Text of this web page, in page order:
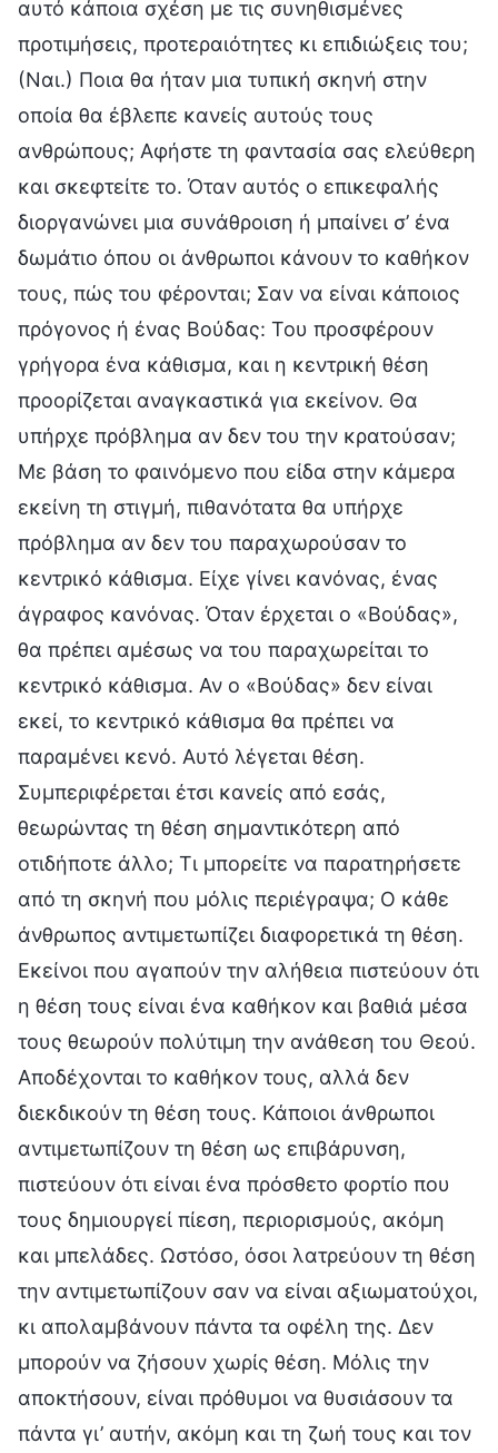
αυτό κάποια σχέση με τις συνηθισμένες
προτιμήσεις, προτεραιότητες κι επιδιώξεις του;
(Ναι.) Ποια θα ήταν μια τυπική σκηνή στην
οποία θα έβλεπε κανείς αυτούς τους
ανθρώπους; Αφήστε τη φαντασία σας ελεύθερη
και σκεφτείτε το. Όταν αυτός ο επικεφαλής
διοργανώνει μια συνάθροιση ή μπαίνει σ’ ένα
δωμάτιο όπου οι άνθρωποι κάνουν το καθήκον
τους, πώς του φέρονται; Σαν να είναι κάποιος
πρόγονος ή ένας Βούδας: Του προσφέρουν
γρήγορα ένα κάθισμα, και η κεντρική θέση
προορίζεται αναγκαστικά για εκείνον. Θα
υπήρχε πρόβλημα αν δεν του την κρατούσαν;
Με βάση το φαινόμενο που είδα στην κάμερα
εκείνη τη στιγμή, πιθανότατα θα υπήρχε
πρόβλημα αν δεν του παραχωρούσαν το
κεντρικό κάθισμα. Είχε γίνει κανόνας, ένας
άγραφος κανόνας. Όταν έρχεται ο «Βούδας»,
θα πρέπει αμέσως να του παραχωρείται το
κεντρικό κάθισμα. Αν ο «Βούδας» δεν είναι
εκεί, το κεντρικό κάθισμα θα πρέπει να
παραμένει κενό. Αυτό λέγεται θέση.
Συμπεριφέρεται έτσι κανείς από εσάς,
θεωρώντας τη θέση σημαντικότερη από
οτιδήποτε άλλο; Τι μπορείτε να παρατηρήσετε
από τη σκηνή που μόλις περιέγραψα; Ο κάθε
άνθρωπος αντιμετωπίζει διαφορετικά τη θέση.
Εκείνοι που αγαπούν την αλήθεια πιστεύουν ότι
η θέση τους είναι ένα καθήκον και βαθιά μέσα
τους θεωρούν πολύτιμη την ανάθεση του Θεού.
Αποδέχονται το καθήκον τους, αλλά δεν
διεκδικούν τη θέση τους. Κάποιοι άνθρωποι
αντιμετωπίζουν τη θέση ως επιβάρυνση,
πιστεύουν ότι είναι ένα πρόσθετο φορτίο που
τους δημιουργεί πίεση, περιορισμούς, ακόμη
και μπελάδες. Ωστόσο, όσοι λατρεύουν τη θέση
την αντιμετωπίζουν σαν να είναι αξιωματούχοι,
κι απολαμβάνουν πάντα τα οφέλη της. Δεν
μπορούν να ζήσουν χωρίς θέση. Μόλις την
αποκτήσουν, είναι πρόθυμοι να θυσιάσουν τα
πάντα γι’ αυτήν, ακόμη και τη ζωή τους και τον